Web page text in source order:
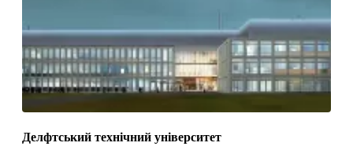
Делфтський технічний університет